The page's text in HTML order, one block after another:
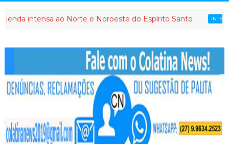
Norte e Noroeste do Espírito Santo INTERVENÇÃO